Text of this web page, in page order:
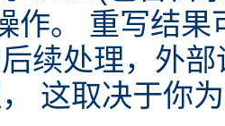
作。 重写结
续处理，外
这取决于你